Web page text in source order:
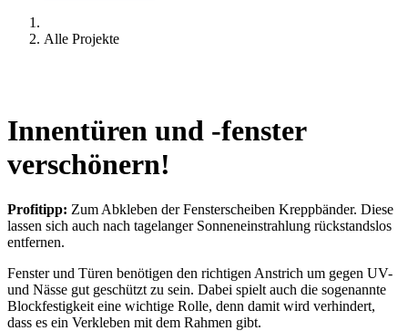
Alle Projekte
Innentüren und -fenster
verschönern!
Profitipp: Zum Abkleben der Fensterscheiben Kreppbänder. Diese
lassen sich auch nach tagelanger Sonneneinstrahlung rückstandslos
entfernen.
Fenster und Türen benötigen den richtigen Anstrich um gegen UV-
und Nässe gut geschützt zu sein. Dabei spielt auch die sogenannte
Blockfestigkeit eine wichtige Rolle, denn damit wird verhindert,
dass es ein Verkleben mit dem Rahmen gibt.